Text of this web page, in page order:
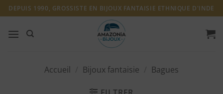
Passer
au
contenu
DEPUIS 1990, GROSSISTE EN BIJOUX FANTAISIE ETHNIQUE D'INDE
Accueil Bijoux fantaisie Bagues